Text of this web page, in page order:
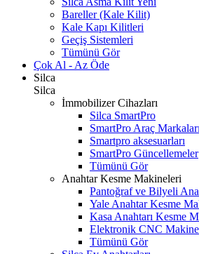
Bareller (Kale Kilit)
Kale Kapı Kilitleri
Geçiş Sistemleri
Tümünü Gör
Çok Al - Az Öde
Silca
Silca
İmmobilizer Cihazları
Silca SmartPro
SmartPro Araç Markaları
Smartpro aksesuarları
SmartPro Güncellemeler
Tümünü Gör
Anahtar Kesme Makineleri
Pantoğraf ve Bilyeli
Yale Anahtar Kesme
Kasa Anahtarı Kesme
Elektronik CNC
Tümünü Gör